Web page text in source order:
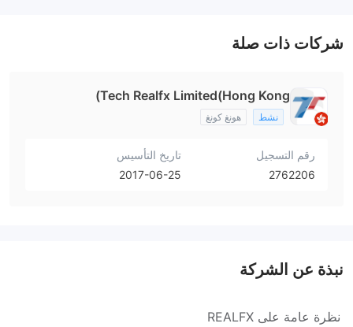
شركات ذات صلة
Tech Realfx Limited(Hong Kong)
نشط هونغ كونغ
رقم التسجيل
2762206
تاريخ التأسيس
2017-06-25
نبذة عن الشركة
نظرة عامة على REALFX